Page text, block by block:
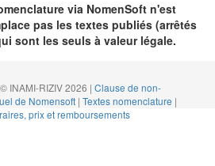
via NomenSoft n'est
pas les textes publiés (arrêtés
sont les seuls à valeur légale.
INAMI-RIZIV 2026 | Clause de non-
de Nomensoft | Textes nomenclature |
prix et remboursements